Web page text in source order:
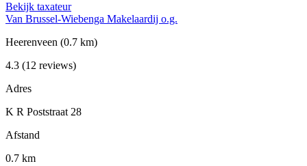
Bekijk taxateur
Van Brussel-Wiebenga Makelaardij o.g.
Heerenveen (0.7 km)
4.3 (12 reviews)
Adres
K R Poststraat 28
Afstand
0.7 km